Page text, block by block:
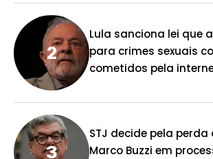
Lula sanciona lei que
para crimes sexuais
cometidos pela
STJ decide pela
Marco Buzzi em